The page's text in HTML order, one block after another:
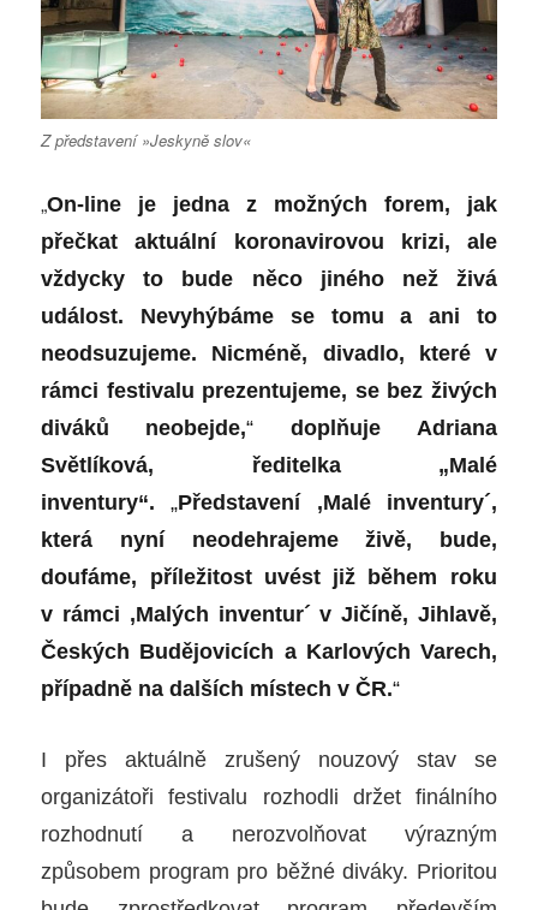
Z představení »Jeskyně slov«
„On-line je jedna z možných forem, jak
přečkat aktuální koronavirovou krizi, ale
vždycky to bude něco jiného než živá
událost. Nevyhýbáme se tomu a ani to
neodsuzujeme. Nicméně, divadlo, které v
rámci festivalu prezentujeme, se bez živých
diváků neobejde,“ doplňuje
Adriana
Světlíková, ředitelka „Malé
inventury“.„Představení ,Malé inventury´,
která nyní neodehrajeme živě, bude,
doufáme, příležitost uvést již během roku
v rámci ,Malých inventur´ v Jičíně, Jihlavě,
Českých Budějovicích a Karlových Varech,
případně na dalších místech v ČR.“
I přes aktuálně zrušený nouzový stav se
organizátoři festivalu rozhodli držet finálního
rozhodnutí a nerozvolňovat výrazným
způsobem program pro běžné diváky. Prioritou